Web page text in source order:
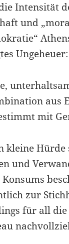
Intensität
und
aus
mit
Hürde
und
zur
für all